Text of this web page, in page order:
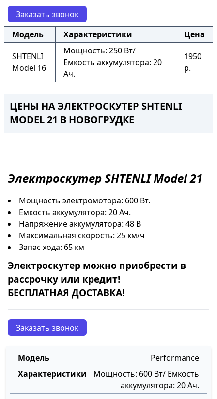
Заказать звонок
Модель
Характеристики Цена
SHTENLI
Model 16
Мощность: 250 Вт/
Емкость аккумулятора: 20
Ач.
1950
р.
ЦЕНЫ НА ЭЛЕКТРОСКУТЕР SHTENLI
MODEL 21 В НОВОГРУДКЕ
ЭлектроскутерSHTENLI Model 21
Мощность электромотора: 600 Вт.
Емкость аккумулятора: 20 Ач.
Напряжение аккумулятора: 48 В
Максимальная скорость: 25 км/ч
Запас хода: 65 км
Электроскутер можно приобрести в
рассрочку или кредит!
БЕСПЛАТНАЯ ДОСТАВКА!
Заказать звонок
Performance
Мощность: 600 Вт/ Емкость
аккумулятора: 20 Ач.